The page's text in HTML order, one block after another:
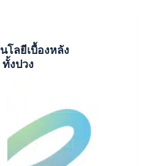
โลยีเบื้องหลัง
งปวง